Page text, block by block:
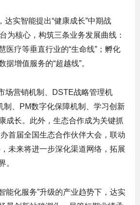
达实智能提出“健康成长”中期战
为核心，构筑三条业务发展曲线：
医疗等垂直行业的“生命线”；孵化
增值服务的“超越线”。
场营销机制、DSTE战略管理机
制、PM数字化保障机制、学习创新
成长。此外，生态合作成为关键抓
首届全国生态合作伙伴大会，联动
未来将进一步深化渠道网络，拓展
。
能化服务”升级的产业趋势下，达实